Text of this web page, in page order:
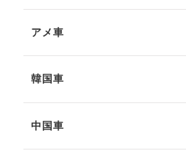
アメ車
韓国車
中国車